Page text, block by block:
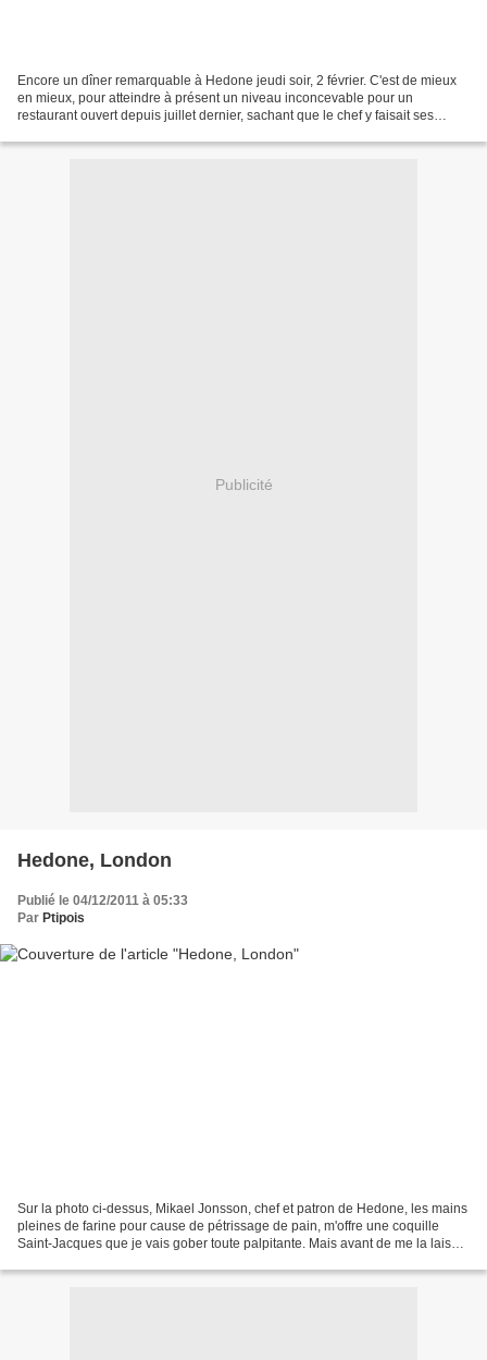
Encore un dîner remarquable à Hedone jeudi soir, 2 février. C'est de mieux
en mieux, pour atteindre à présent un niveau inconcevable pour un
restaurant ouvert depuis juillet dernier, sachant que le chef y faisait ses
Publicité
Hedone, London
Publié le 04/12/2011 à 05:33
Par Ptipois
Sur la photo ci-dessus, Mikael Jonsson, chef et patron de Hedone, les mains
pleines de farine pour cause de pétrissage de pain, m'offre une coquille
Saint-Jacques que je vais gober toute palpitante. Mais avant de me la laisser